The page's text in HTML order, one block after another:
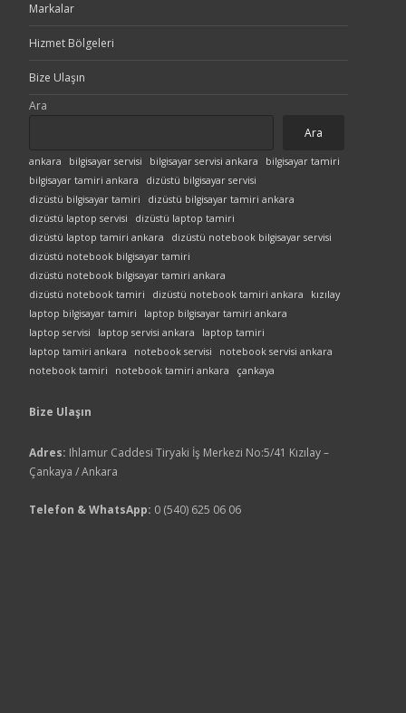
Markalar
Hizmet Bölgeleri
Bize Ulaşın
Ara
Ara
ankara bilgisayar servisi bilgisayar servisi ankara
bilgisayar tamiri
bilgisayar tamiri ankara
dizüstü bilgisayar servisi
dizüstü bilgisayar tamiri
dizüstü bilgisayar tamiri ankara
dizüstü laptop servisi
dizüstü laptop tamiri
dizüstü laptop tamiri ankara
dizüstü notebook bilgisayar servisi
dizüstü notebook bilgisayar tamiri
dizüstü notebook bilgisayar tamiri ankara
dizüstü notebook tamiri
dizüstü notebook tamiri ankara
kızılay
laptop bilgisayar tamiri
laptop bilgisayar tamiri ankara
laptop servisi
laptop servisi ankara
laptop tamiri
laptop tamiri ankara
notebook servisi
notebook servisi ankara
notebook tamiri
notebook tamiri ankara çankaya
Bize Ulaşın
Adres: Ihlamur Caddesi Tiryaki İş Merkezi No:5/41 Kızılay –
Çankaya / Ankara
Telefon & WhatsApp: 0 (540) 625 06 06